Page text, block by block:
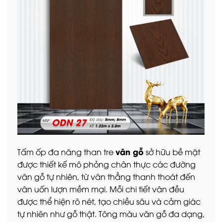
Tấm ốp đa năng than trevân gỗ sở hữu bề mặt
được thiết kế mô phỏng chân thực các đường
vân gỗ tự nhiên, từ vân thẳng thanh thoát đến
vân uốn lượn mềm mại. Mỗi chi tiết vân đều
được thể hiện rõ nét, tạo chiều sâu và cảm giác
tự nhiên như gỗ thật. Tông màu vân gỗ đa dạng,